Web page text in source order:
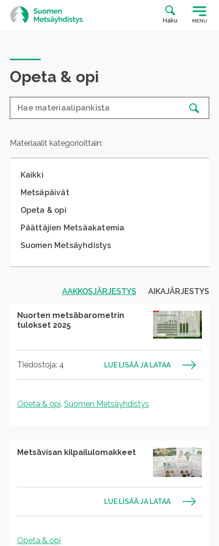
Siirry
suoraan
sisältöön
Haku MENU
Opeta & opi
Materiaalit kategorioittain:
Kaikki
Metsäpäivät
Opeta & opi
Päättäjien Metsäakatemia
Suomen Metsäyhdistys
AAKKOSJÄRJESTYS AIKAJÄRJESTYS
Nuorten metsäbarometrin
tulokset 2025
Tiedostoja: 4 LUE LISÄÄ JA LATAA
Opeta & opi, Suomen Metsäyhdistys
Metsävisan kilpailulomakkeet
LUE LISÄÄ JA LATAA
Opeta & opi